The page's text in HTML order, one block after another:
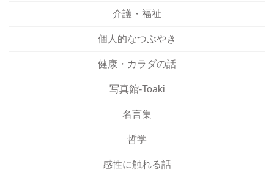
介護・福祉
個人的なつぶやき
健康・カラダの話
写真館-Toaki
名言集
哲学
感性に触れる話